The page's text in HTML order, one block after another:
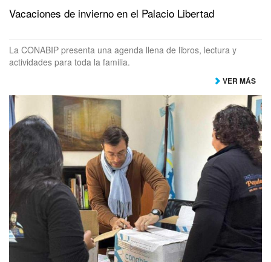
Vacaciones de invierno en el Palacio Libertad
La CONABIP presenta una agenda llena de libros, lectura y
actividades para toda la familia.
VER MÁS